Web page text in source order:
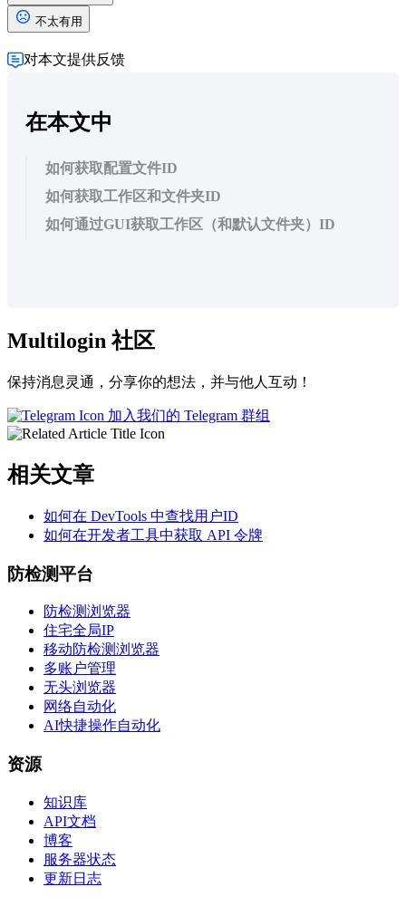
不太有用
对本文提供反馈
在本文中
如何获取配置文件ID
如何获取工作区和文件夹ID
如何通过GUI获取工作区（和默认文件夹）ID
Multilogin 社区
保持消息灵通，分享你的想法，并与他人互动！
加入我们的 Telegram 群组
相关文章
如何在 DevTools 中查找用户ID
如何在开发者工具中获取 API 令牌
防检测平台
防检测浏览器
住宅全局IP
移动防检测浏览器
多账户管理
无头浏览器
网络自动化
AI快捷操作自动化
资源
知识库
API文档
博客
服务器状态
更新日志